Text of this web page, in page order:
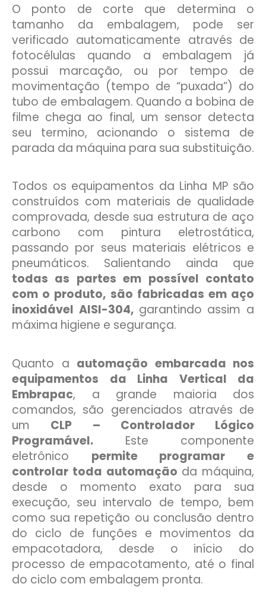
O ponto de corte que determina o
tamanho da embalagem, pode ser
verificado automaticamente através de
fotocélulas quando a embalagem já
possui marcação, ou por tempo de
movimentação (tempo de “puxada”) do
tubo de embalagem. Quando a bobina de
filme chega ao final, um sensor detecta
seu termino, acionando o sistema de
parada da máquina para sua substituição.
Todos os equipamentos da Linha MP são
construídos com materiais de qualidade
comprovada, desde sua estrutura de aço
carbono com pintura eletrostática,
passando por seus materiais elétricos e
pneumáticos. Salientando ainda que
todas as partes em possível contato
com o produto, são fabricadas em aço
inoxidável AISI-304, garantindo assim a
máxima higiene e segurança.
Quanto a automação embarcada nos
equipamentos da Linha Vertical da
Embrapac, a grande maioria dos
comandos, são gerenciados através de
um CLP – Controlador Lógico
Programável. Este componente
eletrônico permite programar e
controlar toda automação da máquina,
desde o momento exato para sua
execução, seu intervalo de tempo, bem
como sua repetição ou conclusão dentro
do ciclo de funções e movimentos da
empacotadora, desde o início do
processo de empacotamento, até o final
do ciclo com embalagem pronta.